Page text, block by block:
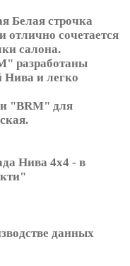
Белая строчка
отлично сочетается
салона.
разработаны
Нива и легко
"BRM" для
Нива 4х4 - в
данных